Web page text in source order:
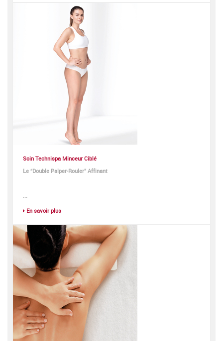
Soin Technispa Minceur Ciblé
Le “Double Palper-Rouler” Affinant
...
En savoir plus